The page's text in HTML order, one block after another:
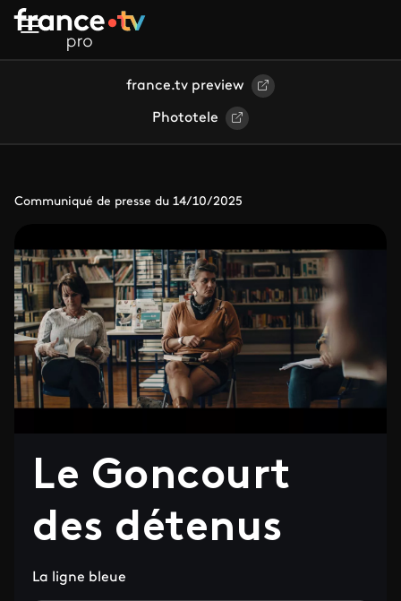
Aller au contenu principal
france.tv preview
Phototele
Communiqué de presse du 14/10/2025
Le Goncourt
des détenus
La ligne bleue